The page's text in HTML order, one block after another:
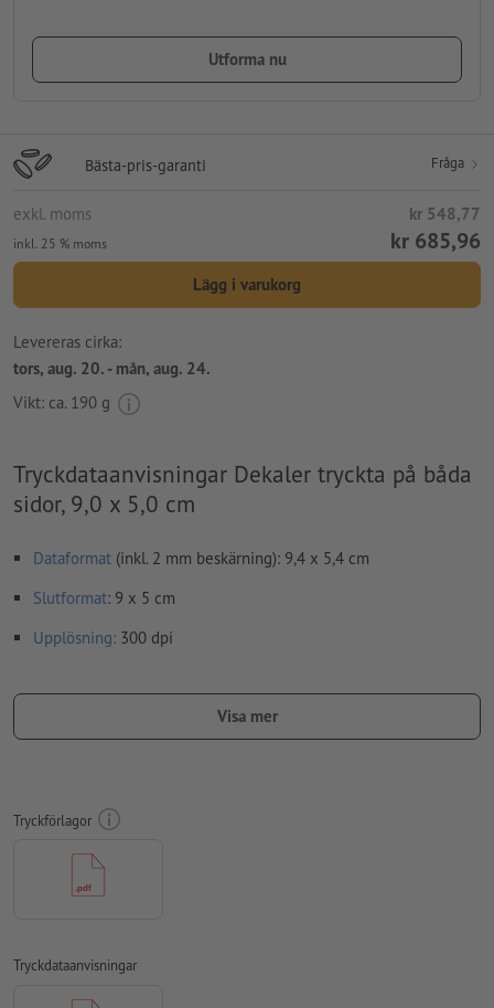
Utforma nu
Bästa-pris-garanti Fråga
exkl. moms kr 548,77
inkl. 25 % moms kr 685,96
Lägg i varukorg
Levereras cirka:
tors, aug. 20. - mån, aug. 24.
Vikt: ca. 190 g
Tryckdataanvisningar Dekaler tryckta på båda
sidor, 9,0 x 5,0 cm
Dataformat (inkl. 2 mm beskärning): 9,4 x 5,4 cm
Slutformat: 9 x 5 cm
Upplösning: 300 dpi
teckensnittmåste våra fullständigt inbäddade eller
färgläge:
CMYK, FOGRA51 (PSO Coated v3) för bestruket papper,
FOGRA52 (PSO Uncoated v3 FOGRA52) för obestruket papper
stavfel och sättningsfel
kommentarer
Innehåll från
Visa mer
Tryckförlagor
Tryckdataanvisningar